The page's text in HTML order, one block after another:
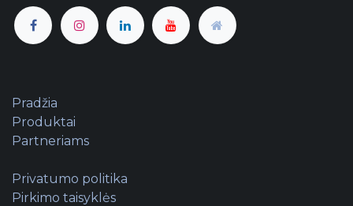
Pradžia
Produktai
Partneriams
Privatumo politika
Pirkimo taisyklės